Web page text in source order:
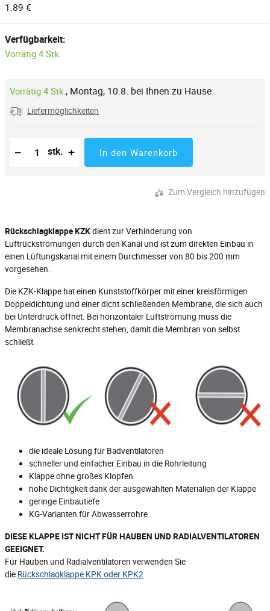
1.89 €
Verfügbarkeit:
Vorrätig 4 Stk.
Vorrätig 4 Stk., Montag, 10.8. bei Ihnen zu Hause
Liefermöglichkeiten
−
Reduzierung der Menge
Anzahl der Stücke
stk. + In den Warenkorb
Zum Vergleich hinzufügen
Rückschlagklappe KZKdient zur Verhinderung von
Luftrückströmungen durch den Kanal und ist zum direkten Einbau in
einen Lüftungskanal mit einem Durchmesser von 80 bis 200 mm
vorgesehen.
Die KZK-Klappe hat einen Kunststoffkörper mit einer kreisförmigen
Doppeldichtung und einer dicht schließenden Membrane, die sich auch
bei Unterdruck öffnet. Bei horizontaler Luftströmung muss die
Membranachse senkrecht stehen, damit die Membran von selbst
schließt.
die ideale Lösung für Badventilatoren
schneller und einfacher Einbau in die Rohrleitung
Klappe ohne großes Klopfen
hohe Dichtigkeit dank der ausgewählten Materialien der Klappe
geringe Einbautiefe
KG-Varianten für Abwasserrohre
DIESE KLAPPE IST NICHT FÜR HAUBEN UND RADIALVENTILATOREN
GEEIGNET.
Für Hauben und Radialventilatoren verwenden Sie
die Rückschlagklappe KPK oder KPK2